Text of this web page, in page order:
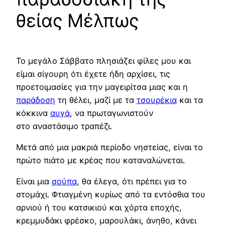
θείας Μέλπως
Το μεγάλο Σάββατο πλησιάζει φίλες μου και
είμαι σίγουρη ότι έχετε ήδη αρχίσει, τις
προετοιμασίες για την μαγειρίτσα μιας και η
παράδοση τη θέλει, μαζί με τα τσουρέκια και τα
κόκκινα αυγά, να πρωταγωνιστούν
στο αναστάσιμο τραπέζι.
Μετά από μια μακριά περίοδο νηστείας, είναι το
πρώτο πιάτο με κρέας που καταναλώνεται.
Είναι μια σούπα, θα έλεγα, ότι πρέπει για το
στομάχι. Φτιαγμένη κυρίως από τα εντόσθια του
αρνιού ή του κατσικιού και χόρτα εποχής,
κρεμμυδάκι φρέσκο, μαρουλάκι, άνηθο, κάνει